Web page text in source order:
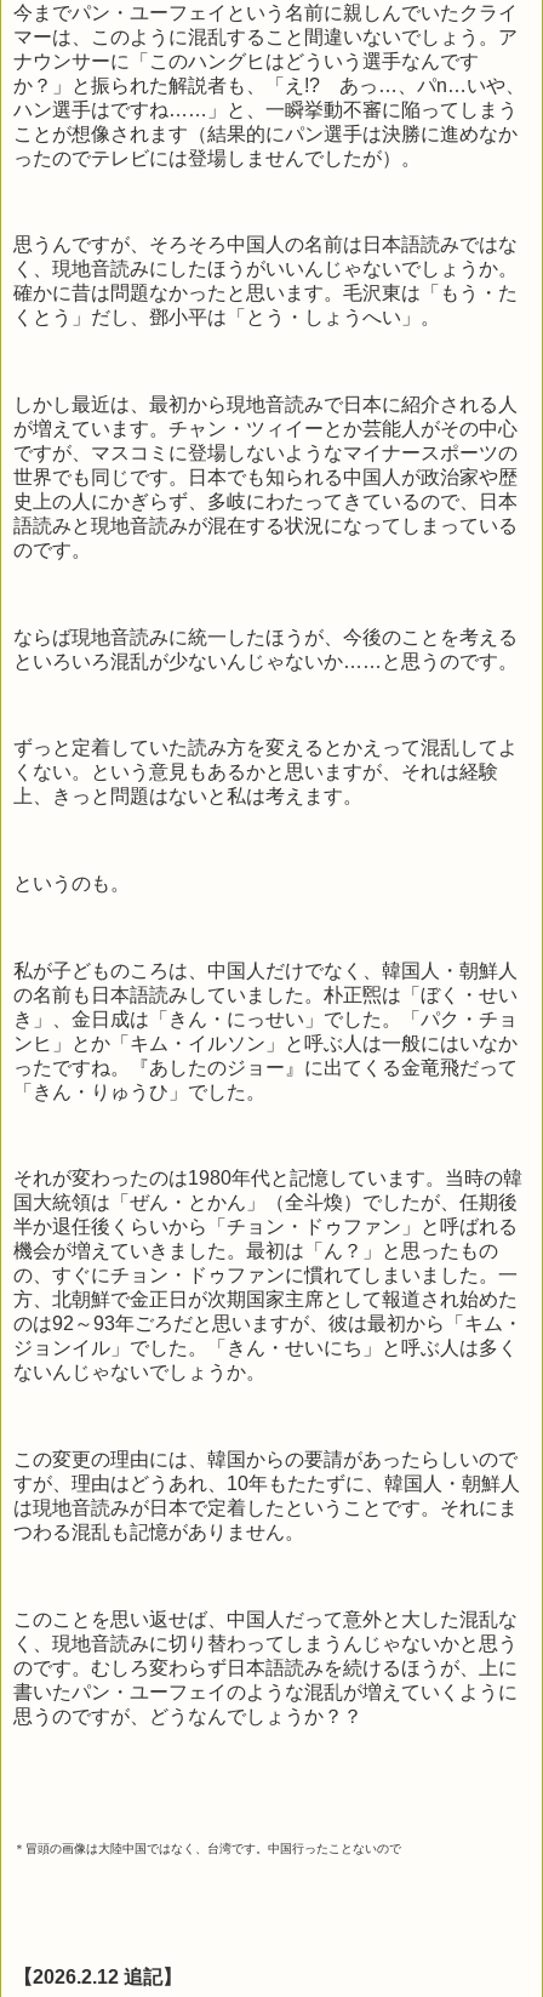
今までパン・ユーフェイという名前に親しんでいたクライ
マーは、このように混乱すること間違いないでしょう。ア
ナウンサーに「このハングヒはどういう選手なんです
か？」と振られた解説者も、「え!? あっ…、パn…いや、
ハン選手はですね……」と、一瞬挙動不審に陥ってしまう
ことが想像されます（結果的にパン選手は決勝に進めなか
ったのでテレビには登場しませんでしたが）。
思うんですが、そろそろ中国人の名前は日本語読みではな
く、現地音読みにしたほうがいいんじゃないでしょうか。
確かに昔は問題なかったと思います。毛沢東は「もう・た
くとう」だし、鄧小平は「とう・しょうへい」。
しかし最近は、最初から現地音読みで日本に紹介される人
が増えています。チャン・ツィイーとか芸能人がその中心
ですが、マスコミに登場しないようなマイナースポーツの
世界でも同じです。日本でも知られる中国人が政治家や歴
史上の人にかぎらず、多岐にわたってきているので、日本
語読みと現地音読みが混在する状況になってしまっている
のです。
ならば現地音読みに統一したほうが、今後のことを考える
といろいろ混乱が少ないんじゃないか……と思うのです。
ずっと定着していた読み方を変えるとかえって混乱してよ
くない。という意見もあるかと思いますが、それは経験
上、きっと問題はないと私は考えます。
というのも。
私が子どものころは、中国人だけでなく、韓国人・朝鮮人
の名前も日本語読みしていました。朴正煕は「ぼく・せい
き」、金日成は「きん・にっせい」でした。「パク・チョ
ンヒ」とか「キム・イルソン」と呼ぶ人は一般にはいなか
ったですね。『あしたのジョー』に出てくる金竜飛だって
「きん・りゅうひ」でした。
それが変わったのは1980年代と記憶しています。当時の韓
国大統領は「ぜん・とかん」（全斗煥）でしたが、任期後
半か退任後くらいから「チョン・ドゥファン」と呼ばれる
機会が増えていきました。最初は「ん？」と思ったもの
の、すぐにチョン・ドゥファンに慣れてしまいました。一
方、北朝鮮で金正日が次期国家主席として報道され始めた
のは92～93年ごろだと思いますが、彼は最初から「キム・
ジョンイル」でした。「きん・せいにち」と呼ぶ人は多く
ないんじゃないでしょうか。
この変更の理由には、韓国からの要請があったらしいので
すが、理由はどうあれ、10年もたたずに、韓国人・朝鮮人
は現地音読みが日本で定着したということです。それにま
つわる混乱も記憶がありません。
このことを思い返せば、中国人だって意外と大した混乱な
く、現地音読みに切り替わってしまうんじゃないかと思う
のです。むしろ変わらず日本語読みを続けるほうが、上に
書いたパン・ユーフェイのような混乱が増えていくように
思うのですが、どうなんでしょうか？？
＊冒頭の画像は大陸中国ではなく、台湾です。中国行ったことないので
【2026.2.12 追記】